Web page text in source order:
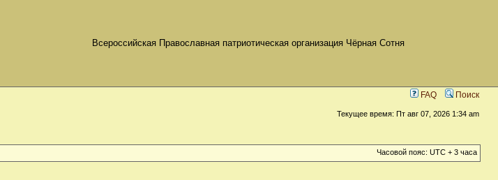
Всероссийская Православная патриотическая организация Чёрная Сотня
FAQ Поиск
Текущее время: Пт авг 07, 2026 1:34 am
Часовой пояс: UTC + 3 часа